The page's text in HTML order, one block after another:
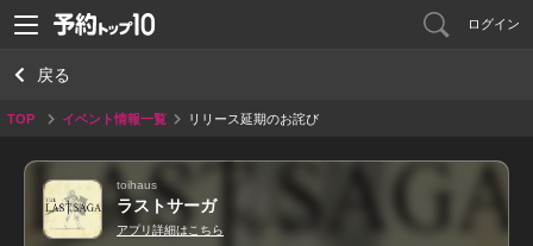
ログイン
戻る
TOP イベント情報一覧 リリース延期のお詫び
toihaus
ラストサーガ
アプリ詳細はこちら